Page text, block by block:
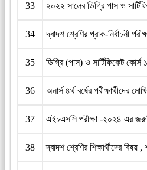
33 ২০২২ সালের ডিগ্রি পাস ও
34 দ্বাদশ শ্রেণির প্রাক-নির্বাচনী
35 ডিগ্রি (পাস) ও সার্টিফিকেট কোর্স
36 অনার্স ৪র্থ বর্ষের পরীক্ষার্থীদের
37 এইচএসসি পরীক্ষা -২০২৪ এর
38 দ্বাদশ শ্রেণির শিক্ষার্থীদের